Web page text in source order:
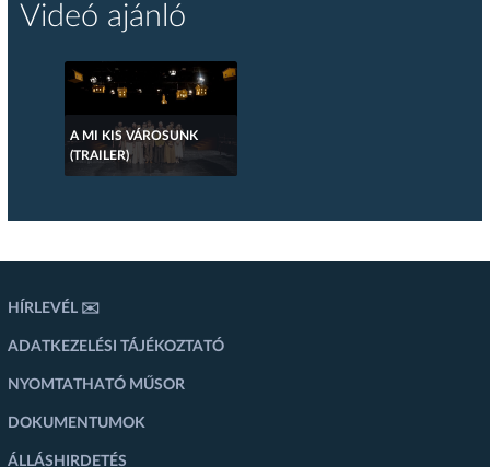
Videó ajánló
A MI KIS VÁROSUNK
(TRAILER)
HÍRLEVÉL ✉️
ADATKEZELÉSI TÁJÉKOZTATÓ
NYOMTATHATÓ MŰSOR
DOKUMENTUMOK
ÁLLÁSHIRDETÉS